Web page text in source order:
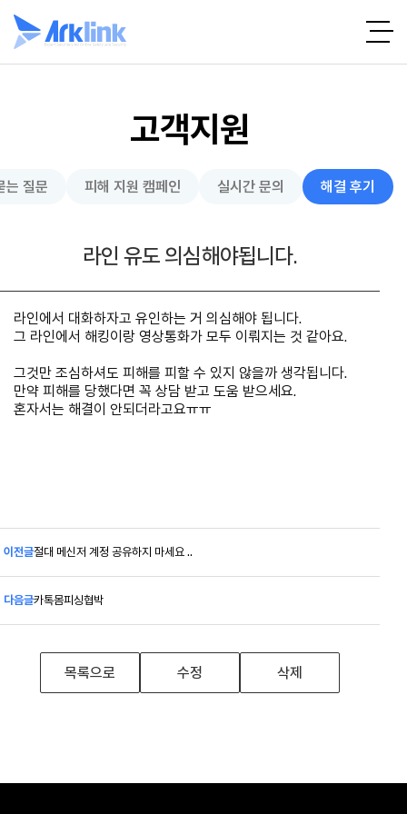
고객지원
는 질문 피해 지원 캠페인 실시간 문의 해결 후기
라인 유도 의심해야됩니다.
라인에서 대화하자고 유인하는 거 의심해야 됩니다.
그 라인에서 해킹이랑 영상통화가 모두 이뤄지는 것 같아요.
그것만 조심하셔도 피해를 피할 수 있지 않을까 생각됩니다.
만약 피해를 당했다면 꼭 상담 받고 도움 받으세요.
혼자서는 해결이 안되더라고요ㅠㅠ
이전글절대 메신저 계정 공유하지 마세요 ..
다음글카톡몸피싱협박
목록으로 수정 삭제